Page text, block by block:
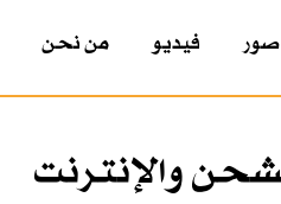
صور فيديو من نحن